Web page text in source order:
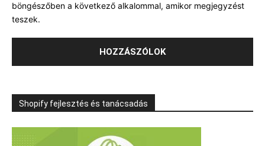
böngészőben a következő alkalommal, amikor megjegyzést
teszek.
Shopify fejlesztés és tanácsadás